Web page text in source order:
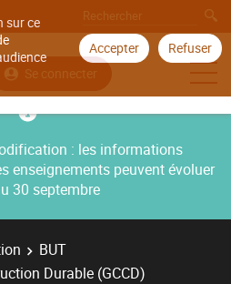
sur ce
Accepter Refuser
Se connecter
: les informations
enseignements peuvent évoluer
30 septembre
BUT
Durable (GCCD)